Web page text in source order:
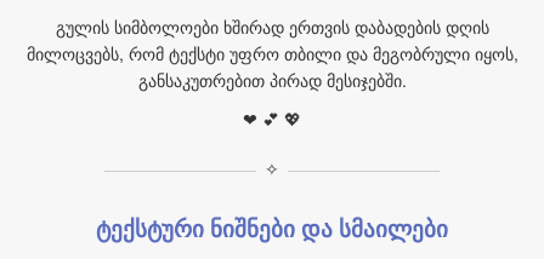
გულის სიმბოლოები ხშირად ერთვის დაბადების დღის
მილოცვებს, რომ ტექსტი უფრო თბილი და მეგობრული იყოს,
განსაკუთრებით პირად მესიჯებში.
❤ 💕 💖
✧
ტექსტური ნიშნები და სმაილები